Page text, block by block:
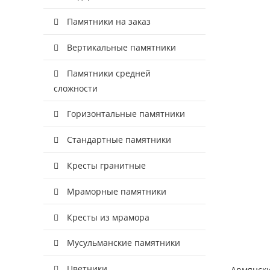
Памятники на заказ
Вертикальные памятники
Памятники средней
сложности
Горизонтальные памятники
Стандартные памятники
Кресты гранитные
Мраморные памятники
Кресты из мрамора
Мусульманские памятники